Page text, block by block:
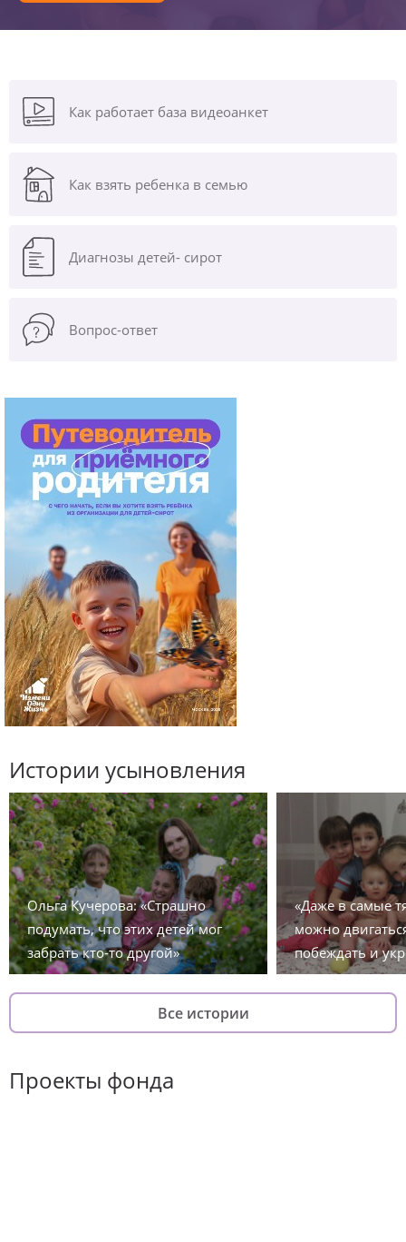
Как работает база видеоанкет
Как взять ребенка в семью
Диагнозы детей- сирот
Вопрос-ответ
Истории усыновления
Ольга Кучерова: «Страшно
подумать, что этих детей мог
забрать кто-то другой»
«Даже в самые
можно
побеждать и
Все истории
Проекты фонда